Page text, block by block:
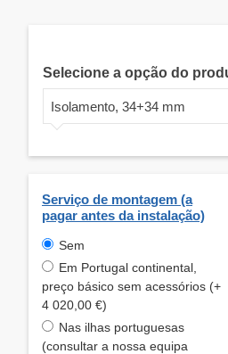
Selecione a opção do
Isolamento, 34+34 mm
Serviço de montagem (a
pagar antes da instalação)
Sem
Em Portugal continental,
preço básico sem acessórios (+
4 020,00 €)
Nas ilhas portuguesas
(consultar a nossa equipa